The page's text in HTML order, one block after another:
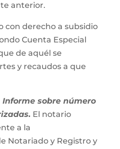
anterior.
con derecho a subsidio
Cuenta Especial
de aquél se
y recaudos a que
Informe sobre número
El notario
a la
Notariado y Registro y